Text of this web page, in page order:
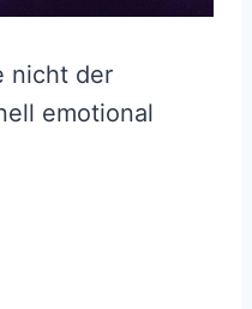
nicht der
emotional